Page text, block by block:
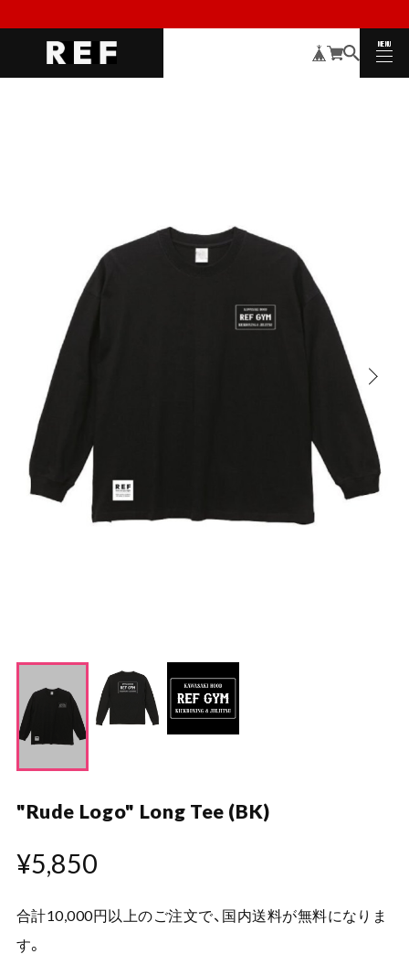
MENU
CLOSE
"Rude Logo" Long Tee (BK)
¥5,850
合計10,000円以上のご注文で、国内送料が無料になりま
す。